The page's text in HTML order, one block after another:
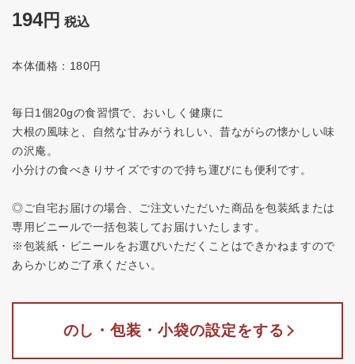
194 税込
本体価格：180円
毎日1個20gの食習慣で、おいしく健康に
大根の風味と、自然な甘みがうれしい、昔ながらの懐かしい味
の沢庵。
小分けの食べきりサイズですので持ち運びにも便利です。
◎ご自宅お届けの場合、ご注文いただいた商品を包装紙または
専用ビニールで一括包装してお届けいたします。
※包装紙・ビニールをお選びいただくことはできかねますので
あらかじめご了承ください。
のし・包装・小袋の設定をする